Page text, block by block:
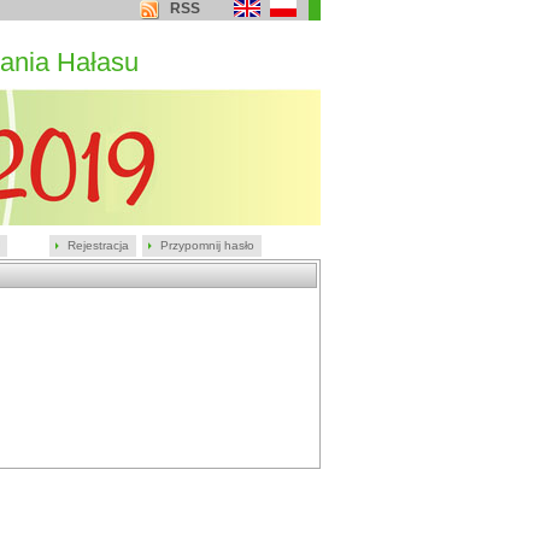
Rejestracja Przypomnij hasło
RSS
Hałasu